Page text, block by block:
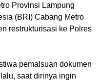
Provinsi Lampung
(BRI) Cabang Metro
restrukturisasi ke Polres
pemalsuan dokumen
saat dirinya ingin